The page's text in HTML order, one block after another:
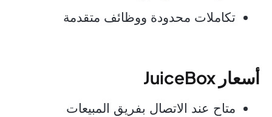
تكاملات محدودة ووظائف متقدمة
أسعار JuiceBox
متاح عند الاتصال بفريق المبيعات